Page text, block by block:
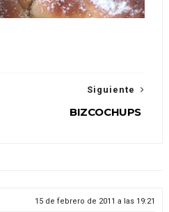
Siguiente
BIZCOCHUPS
15 de febrero de 2011 a las 19:21